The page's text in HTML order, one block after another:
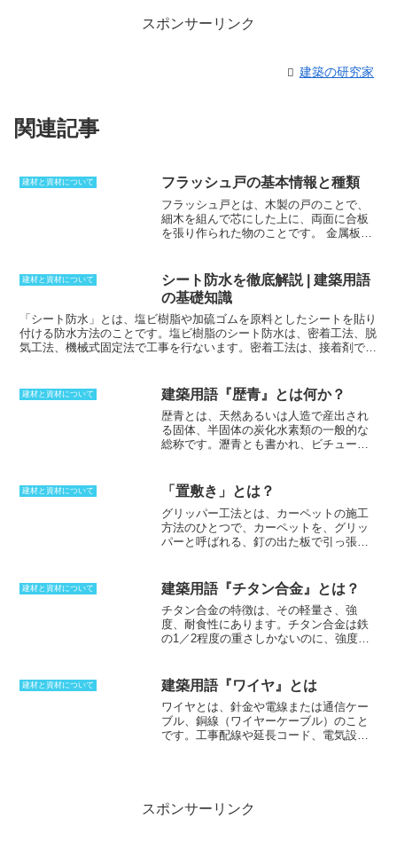
スポンサーリンク
建築の研究家
関連記事
建材と資材について フラッシュ戸の基本情報と種類
フラッシュ戸とは、木製の戸のことで、
細木を組んで芯にした上に、両面に合板
を張り作られた物のことです。
金属板を
仕上がっていくことになります。フラッ
シュとは、平面のという意味があるが、
この仕上がりから呼ばれるようになりま
した。安価で作ることができる戸であ
り、ワラン合板に紙を貼って仕上げると
いう方法もあります。様々な種類がある
が出やすくなってしまうため、両面とも
同じ素材であることが望ましいです。ガ
ラスが入った物の場合には、額入りフラ
ッシュ戸やガラス入りフラッシュ戸と呼
ばれて区別されています。
建材と資材について
シート防水を徹底解説 | 建築用語
の基礎知識
「シート防水」 とは、塩ビ樹脂や加硫ゴムを原料としたシートを貼り
付ける防水方法のことです。塩ビ樹脂のシート防水は、密着工法、脱
気工法、機械式固定法で工事を行ないます。 密着工法は、接着剤でシ
防水層にふくれやしわの発生が予想される場合に使われます。機械的
固定方法は、ドリルで塩ビ鋼板ディスクを下地に打ち付けて密着させ
る方法で、溶着剤または熱風にて瞬時に接合。ゴムシート防水は、密
建材と資材について 建築用語『歴青』とは何か？
歴青とは、天然あるいは人造で産出され
る固体、半固体の炭化水素類の一般的な
総称です。瀝青とも書かれ、ビチューメ
アスファルト、ピッチなどのことを言い
ます。道路舗装用材料や防水材、防腐剤
などに用いられます。歴青は、石油根源
岩で生成された油が移動する途中などに
形成された残渣や残りの石油です。その
ることの指標となります。実用として歴
青と呼ばれる物には、アスファルトの
他、サンドオイルがあります。これは砂
粒に付着している半固体の重質の炭化水
素で、加温することで砂と分離できま
建材と資材について 「置敷き」とは？
グリッパー工法とは 、カーペットの施工
方法のひとつで、カーペットを、グリッ
パーと呼ばれる、釘の出た板で引っ張る
定されており、カーペットはグリッパー
に引っ掛けられる。グリッパー工法は、
接着剤やテープを使用しないため、カー
ペットの取り外しや交換が容易である。
また、カーペットの下にスペースができ
建材と資材について 建築用語『チタン合金』とは？
チタン合金の特徴は、その軽量さ、強
度、耐食性にあります。チタン合金は鉄
の1／2程度の重さしかないのに、強度は
示し、500℃まで強度を保つことができま
す。チタン合金は、この高い性能を持つ
が故に、ほんの少しの不純物が大きな影
響を与えてしまいます。そのため、厳密
な規格があるのも、チタン合金の質を保
かりますが、建材として考えると、メン
建材と資材について 建築用語『ワイヤ』とは
ワイヤとは、針金や電線または通信ケー
ブル、銅線（ワイヤーケーブル）のこと
です。工事配線や延長コード、電気設備
げ、牽引、支持などを目的とします。そ
のため、ワイヤーロープは綱（つな）と
スポンサーリンク